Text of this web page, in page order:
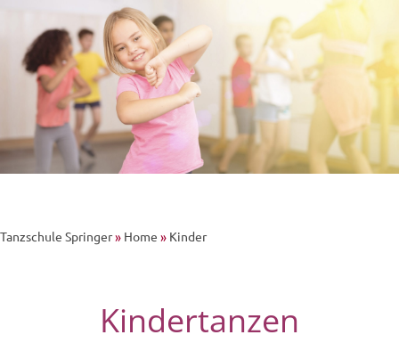
Tanzschule Springer» Home » Kinder
Kindertanzen